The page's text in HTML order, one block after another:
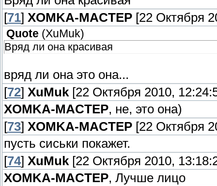
[71] XOMKA-MACTEP [22 Октября
Quote (XuMuk)
Вряд ли она красивая
вряд ли она это она...
[72] XuMuk [22 Октября 2010,
XOMKA-MACTEP, не, это она)
[73] XOMKA-MACTEP [22 Октября
пусть сиськи покажет.
[74] XuMuk [22 Октября 2010,
XOMKA-MACTEP, Лучше лицо